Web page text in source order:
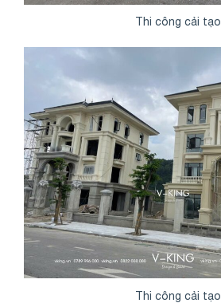
Thi công cải tạo
Thi công cải tạo